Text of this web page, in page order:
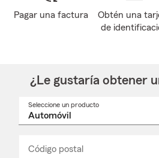
Pagar una factura
Obtén una
de
¿Le gustaría obtener
Seleccione un producto
Código postal
_____